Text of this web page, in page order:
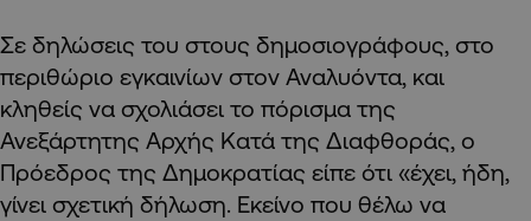
Σε δηλώσεις του στους δημοσιογράφους, στο
περιθώριο εγκαινίων στον Αναλυόντα, και
κληθείς να σχολιάσει το πόρισμα της
Ανεξάρτητης Αρχής Κατά της Διαφθοράς, ο
Πρόεδρος της Δημοκρατίας είπε ότι «έχει, ήδη,
γίνει σχετική δήλωση. Εκείνο που θέλω να